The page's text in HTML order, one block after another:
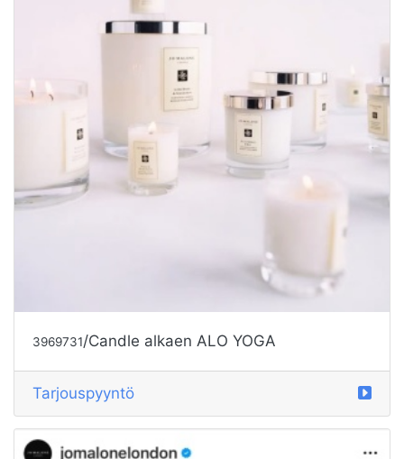
3969731/Candle alkaen ALO YOGA
Tarjouspyyntö